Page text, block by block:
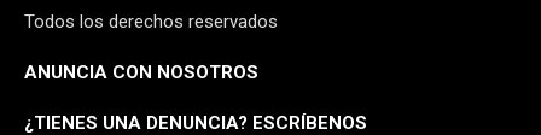
Todos los derechos reservados
ANUNCIA CON NOSOTROS
¿TIENES UNA DENUNCIA? ESCRÍBENOS